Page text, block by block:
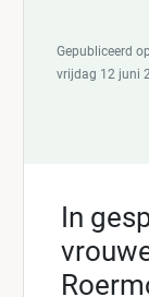
Gepubliceerd op
vrijdag 12 juni
In